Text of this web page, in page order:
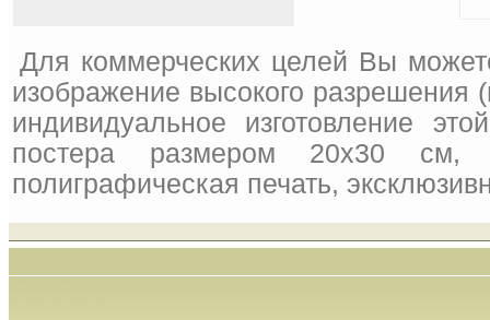
Для коммерческих целей Вы
изображение высокого
индивидуальное изготовление
постера размером 20x30 см,
полиграфическая печать,